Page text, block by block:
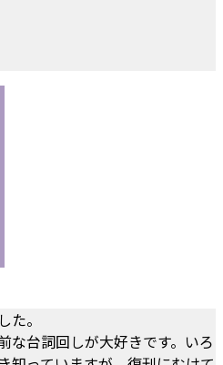
。
な台詞回しが大好きです。いろ